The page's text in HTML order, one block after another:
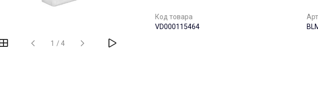
1 / 4
Код товара
VD000115464